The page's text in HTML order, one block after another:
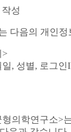
성
다음의 개인정
>
, 성별, 로그
의학연구소>